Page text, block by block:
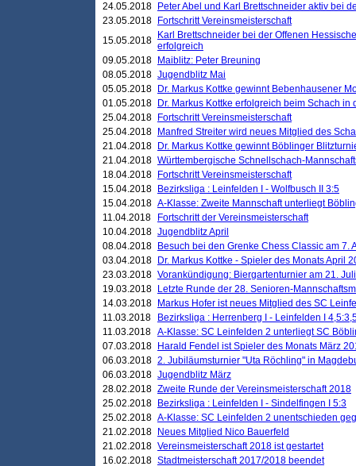
24.05.2018
Peter Abel und Karl Brettschneider aktiv bei
23.05.2018
Fortschritt Vereinsmeisterschaft
15.05.2018
Karl Brettschneider bei der Offenen
erfolgreich
09.05.2018
Maiblitz: Peter Breuning
08.05.2018 Jugendblitz Mai
05.05.2018
Dr. Markus Kottke gewinnt Bebenhausener
01.05.2018
Dr. Markus Kottke erfolgreich beim Schach
25.04.2018
Fortschritt Vereinsmeisterschaft
25.04.2018
Manfred Streiter wird neues Mitglied des
21.04.2018
Dr. Markus Kottke gewinnt Böblinger
21.04.2018 Württembergische Schnellschach-
18.04.2018
Fortschritt Vereinsmeisterschaft
15.04.2018
Bezirksliga : Leinfelden I - Wolfbusch II 3:5
15.04.2018 A-Klasse: Zweite Mannschaft unterliegt
11.04.2018
Fortschritt der Vereinsmeisterschaft
10.04.2018 Jugendblitz April
08.04.2018
Besuch bei den Grenke Chess Classic am 7.
03.04.2018
Dr. Markus Kottke - Spieler des Monats April
23.03.2018 Vorankündigung: Biergartenturnier am 21.
19.03.2018
Letzte Runde der 28. Senioren-
14.03.2018
Markus Hofer ist neues Mitglied des SC
11.03.2018
Bezirksliga : Herrenberg I - Leinfelden I
11.03.2018 A-Klasse: SC Leinfelden 2 unterliegt SC
07.03.2018
Harald Fendel ist Spieler des Monats März
06.03.2018 2. Jubiläumsturnier "Uta Röchling" in
06.03.2018 Jugendblitz März
28.02.2018 Zweite Runde der Vereinsmeisterschaft 2018
25.02.2018
Bezirksliga : Leinfelden I - Sindelfingen I 5:3
25.02.2018 A-Klasse: SC Leinfelden 2 unentschieden
21.02.2018
Neues Mitglied Nico Bauerfeld
21.02.2018 Vereinsmeisterschaft 2018 ist gestartet
16.02.2018 Stadtmeisterschaft 2017/2018 beendet